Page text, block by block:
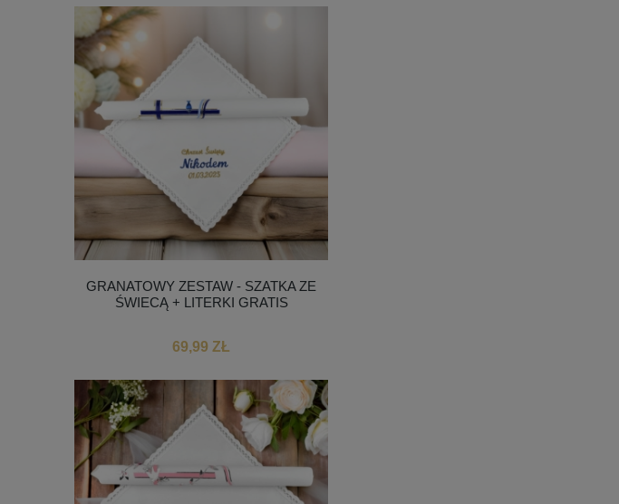
GRANATOWY ZESTAW - SZATKA ZE
ŚWIECĄ + LITERKI GRATIS
69,99 ZŁ